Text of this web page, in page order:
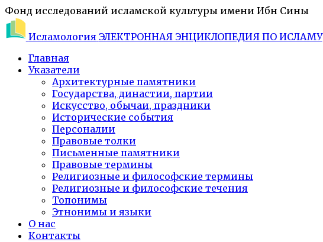
Фонд исследований исламской культуры имени Ибн Сины
Исламология ЭЛЕКТРОННАЯ ЭНЦИКЛОПЕДИЯ ПО ИСЛАМУ
Главная
Указатели
Архитектурные памятники
Государства, династии, партии
Искусство, обычаи, праздники
Исторические события
Персоналии
Правовые толки
Письменные памятники
Правовые термины
Религиозные и философские термины
Религиозные и философские течения
Топонимы
Этнонимы и языки
О нас
Контакты